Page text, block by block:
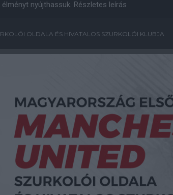
nyújthassuk. Részletes leírás
OLDALA ÉS HIVATALOS SZURKOLÓI KLUBJA